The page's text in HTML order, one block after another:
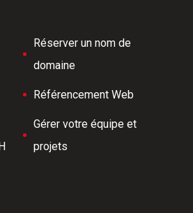
Réserver un nom de
domaine
Référencement Web
Gérer votre équipe et
projets